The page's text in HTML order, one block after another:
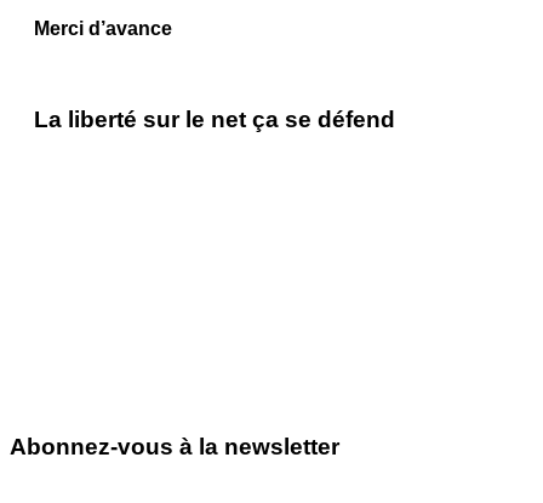
Merci d’avance
La liberté sur le net ça se défend
Abonnez-vous à la newsletter